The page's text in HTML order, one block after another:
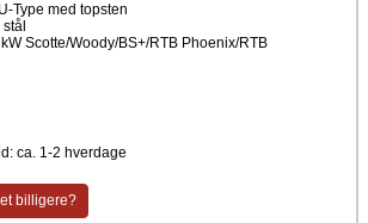
Type med topsten
Scotte/Woody/BS+/RTB Phoenix/RTB
ca. 1-2 hverdage
billigere?